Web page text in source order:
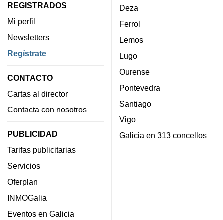
REGISTRADOS
Mi perfil
Newsletters
Regístrate
CONTACTO
Cartas al director
Contacta con nosotros
PUBLICIDAD
Tarifas publicitarias
Servicios
Oferplan
INMOGalia
Eventos en Galicia
Deza
Ferrol
Lemos
Lugo
Ourense
Pontevedra
Santiago
Vigo
Galicia en 313 concellos